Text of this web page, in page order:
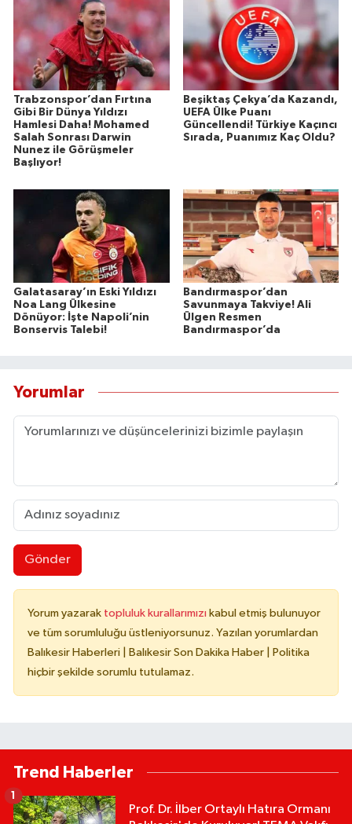
Trabzonspor’dan Fırtına
Gibi Bir Dünya Yıldızı
Hamlesi Daha! Mohamed
Salah Sonrası Darwin
Nunez ile Görüşmeler
Başlıyor!
Beşiktaş Çekya’da Kazandı,
UEFA Ülke Puanı
Güncellendi! Türkiye Kaçıncı
Sırada, Puanımız Kaç Oldu?
Galatasaray’ın Eski Yıldızı
Noa Lang Ülkesine
Dönüyor: İşte Napoli’nin
Bonservis Talebi!
Bandırmaspor’dan
Savunmaya Takviye! Ali
Ülgen Resmen
Bandırmaspor’da
Yorumlar
Gönder
Yorum yazarak topluluk kurallarımızı kabul etmiş bulunuyor
ve tüm sorumluluğu üstleniyorsunuz. Yazılan yorumlardan
Balıkesir Haberleri | Balıkesir Son Dakika Haber | Politika
hiçbir şekilde sorumlu tutulamaz.
Trend Haberler
Prof. Dr. İlber Ortaylı Hatıra Ormanı
1